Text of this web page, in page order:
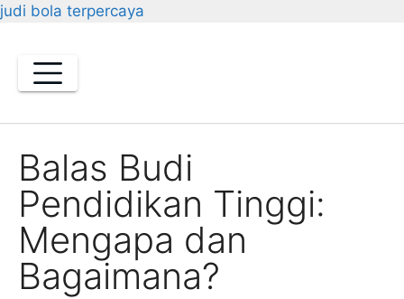
judi bola terpercaya
content
Balas Budi
Pendidikan Tinggi:
Mengapa dan
Bagaimana?